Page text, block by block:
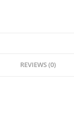
REVIEWS (0)